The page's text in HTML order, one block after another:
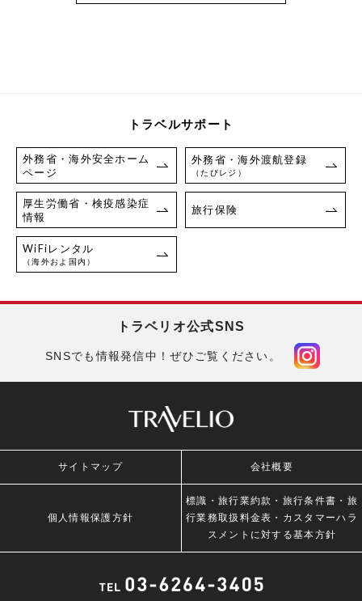
トラベルサポート
外務省・海外安全ホーム
ページ
外務省・海外渡航登録
（たびレジ）
厚生労働省・検疫感染症
情報
旅行保険
WiFiレンタル
（海外およ国内）
トラベリオ公式SNS
SNSでも情報発信中！ぜひご覧ください。
サイトマップ 会社概要
個人情報保護方針
標識・旅行業約款・旅行条件書・旅
行業務取扱料金表・カスタマーハラ
スメントに対する基本方針